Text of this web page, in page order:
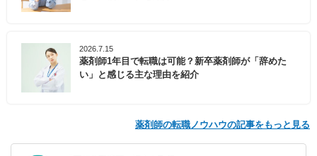
2026.7.15
薬剤師1年目で転職は可能？新卒薬剤師が「辞めた
い」と感じる主な理由を紹介
薬剤師の転職ノウハウの記事をもっと見る